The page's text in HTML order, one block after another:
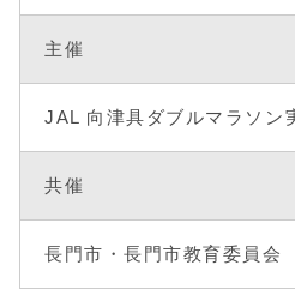
主催
JAL 向津具ダブルマラソン
共催
長門市・長門市教育委員会